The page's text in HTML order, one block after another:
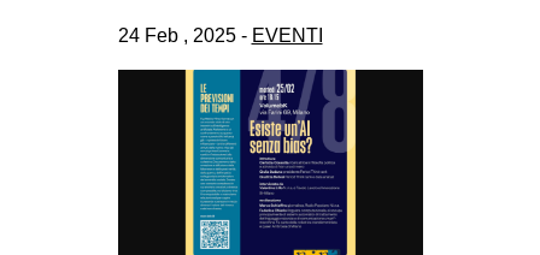
SEARCH
24 Feb , 2025 - EVENTI